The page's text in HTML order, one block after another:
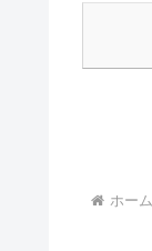
ホーム